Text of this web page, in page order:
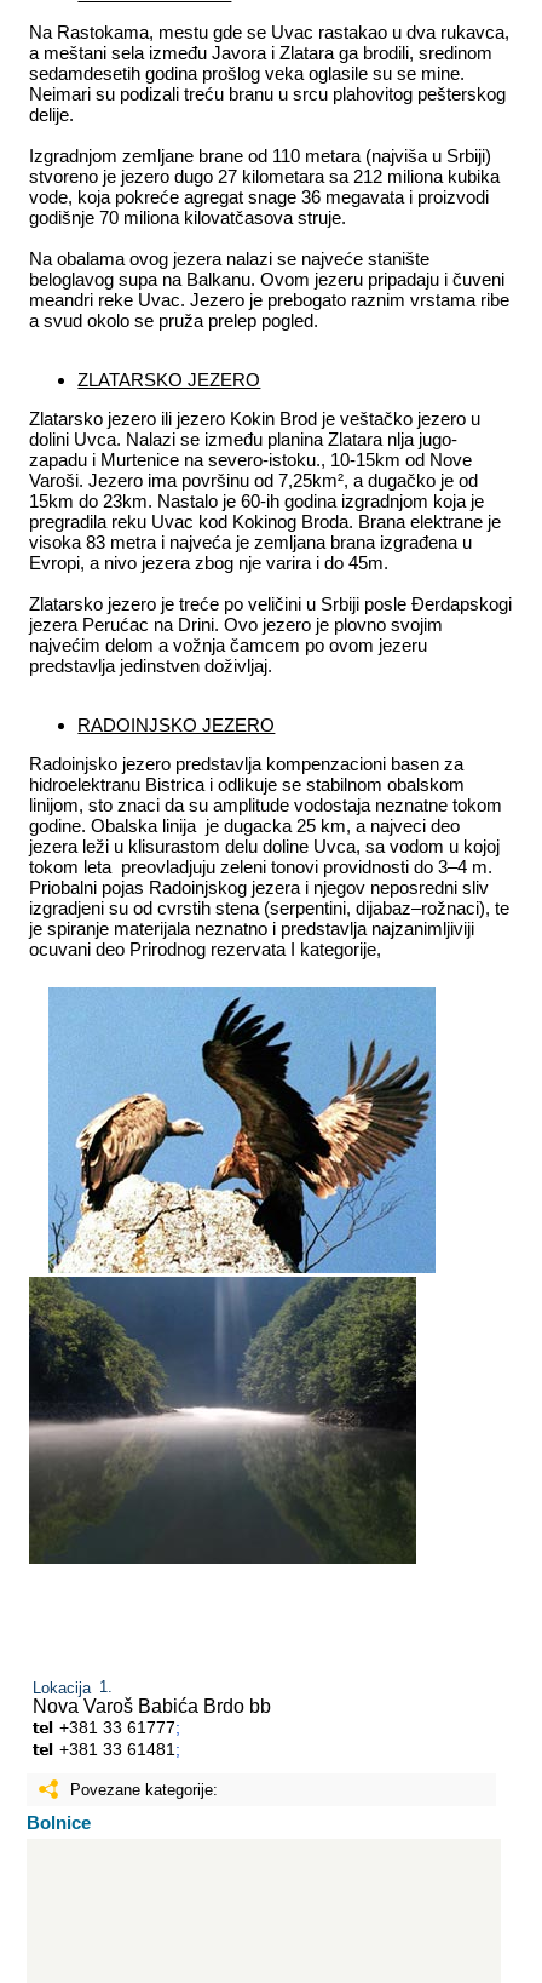
Na Rastokama, mestu gde se Uvac rastakao u dva rukavca,
a meštani sela između Javora i Zlatara ga brodili, sredinom
sedamdesetih godina prošlog veka oglasile su se mine.
Neimari su podizali treću branu u srcu plahovitog pešterskog
delije.
Izgradnjom zemljane brane od 110 metara (najviša u Srbiji)
stvoreno je jezero dugo 27 kilometara sa 212 miliona kubika
vode, koja pokreće agregat snage 36 megavata i proizvodi
godišnje 70 miliona kilovatčasova struje.
Na obalama ovog jezera nalazi se najveće stanište
beloglavog supa na Balkanu. Ovom jezeru pripadaju i čuveni
meandri reke Uvac. Jezero je prebogato raznim vrstama ribe
a svud okolo se pruža prelep pogled.
ZLATARSKO JEZERO
Zlatarsko jezero ili jezero Kokin Brod je veštačko jezero u
dolini Uvca. Nalazi se između planina Zlatara nlja jugo-
zapadu i Murtenice na severo-istoku., 10-15km od Nove
Varoši. Jezero ima površinu od 7,25km², a dugačko je od
15km do 23km. Nastalo je 60-ih godina izgradnjom koja je
pregradila reku Uvac kod Kokinog Broda. Brana elektrane je
visoka 83 metra i najveća je zemljana brana izgrađena u
Evropi, a nivo jezera zbog nje varira i do 45m.
Zlatarsko jezero je treće po veličini u Srbiji posle Đerdapskogi
jezera Perućac na Drini. Ovo jezero je plovno svojim
najvećim delom a vožnja čamcem po ovom jezeru
predstavlja jedinstven doživljaj.
RADOINJSKO JEZERO
Radoinjsko jezero predstavlja kompenzacioni basen za
hidroelektranu Bistrica i odlikuje se stabilnom obalskom
linijom, sto znaci da su amplitude vodostaja neznatne tokom
godine. Obalska linija je dugacka 25 km, a najveci deo
jezera leži u klisurastom delu doline Uvca, sa vodom u kojoj
tokom leta preovladjuju zeleni tonovi providnosti do 3–4 m.
Priobalni pojas Radoinjskog jezera i njegov neposredni sliv
izgradjeni su od cvrstih stena (serpentini, dijabaz–rožnaci), te
je spiranje materijala neznatno i predstavlja najzanimljiviji
ocuvani deo Prirodnog rezervata I kategorije,
Lokacija
Nova Varoš Babića Brdo bb
+381 33 61777;
+381 33 61481 ;
Povezane kategorije:
Bolnice